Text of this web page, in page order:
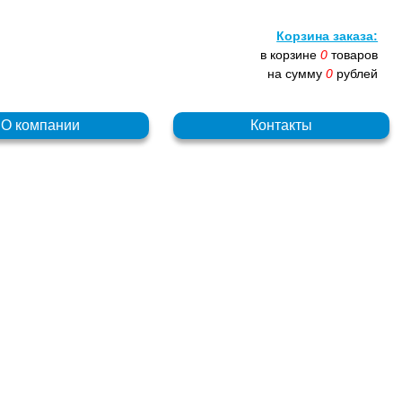
Корзина заказа:
в корзине0 товаров
на сумму0 рублей
О компании Контакты